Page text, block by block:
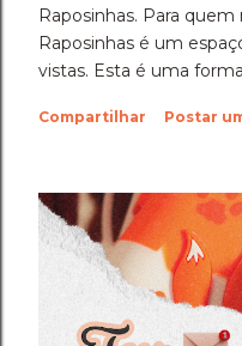
Raposinhas. Para
Raposinhas é um
vistas. Esta é uma
basta enviar suas
onde você é, e se
suas fotinhos. Fique a
recebê-las. Eu espero
Beijos da raposa e até a
Compartilhar Postar